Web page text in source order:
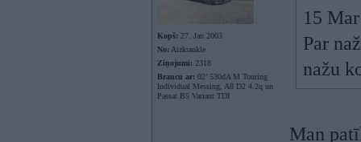
Kopš: 27. Jan 2003
No: Aizkraukle
Ziņojumi: 2318
Braucu ar: 02’ 530dA M Touring
Individual Messing, A8 D2 4.2q un
Passat B5 Variant TDI
15
Par
nažu
Man